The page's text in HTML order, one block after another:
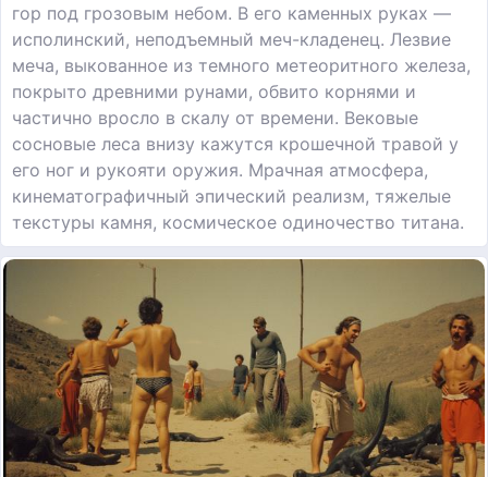
гор под грозовым небом. В его каменных руках —
исполинский, неподъемный меч-кладенец. Лезвие
меча, выкованное из темного метеоритного железа,
покрыто древними рунами, обвито корнями и
частично вросло в скалу от времени. Вековые
сосновые леса внизу кажутся крошечной травой у
его ног и рукояти оружия. Мрачная атмосфера,
кинематографичный эпический реализм, тяжелые
текстуры камня, космическое одиночество титана.